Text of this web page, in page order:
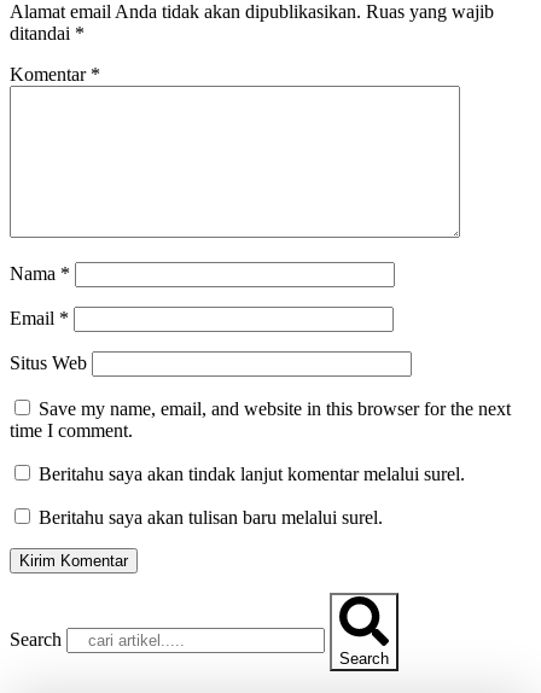
Alamat email Anda tidak akan dipublikasikan. Ruas yang wajib
ditandai *
Komentar *
Nama *
Email *
Situs Web
Save my name, email, and website in this browser for the next
time I comment.
Beritahu saya akan tindak lanjut komentar melalui surel.
Beritahu saya akan tulisan baru melalui surel.
Search
Search